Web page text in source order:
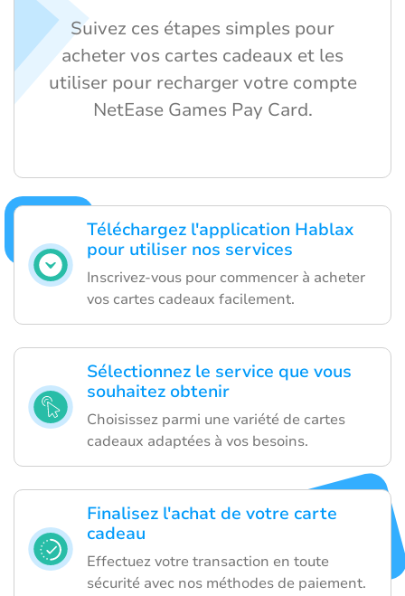
Téléchargez l'application Hablax
pour utiliser nos services
Inscrivez-vous pour commencer à acheter
vos cartes cadeaux facilement.
Sélectionnez le service que vous
souhaitez obtenir
Choisissez parmi une variété de cartes
cadeaux adaptées à vos besoins.
Finalisez l'achat de votre carte
cadeau
Effectuez votre transaction en toute
sécurité avec nos méthodes de paiement.
Suivez ces étapes simples pour
acheter vos cartes cadeaux et les
utiliser pour recharger votre compte
NetEase Games Pay Card.